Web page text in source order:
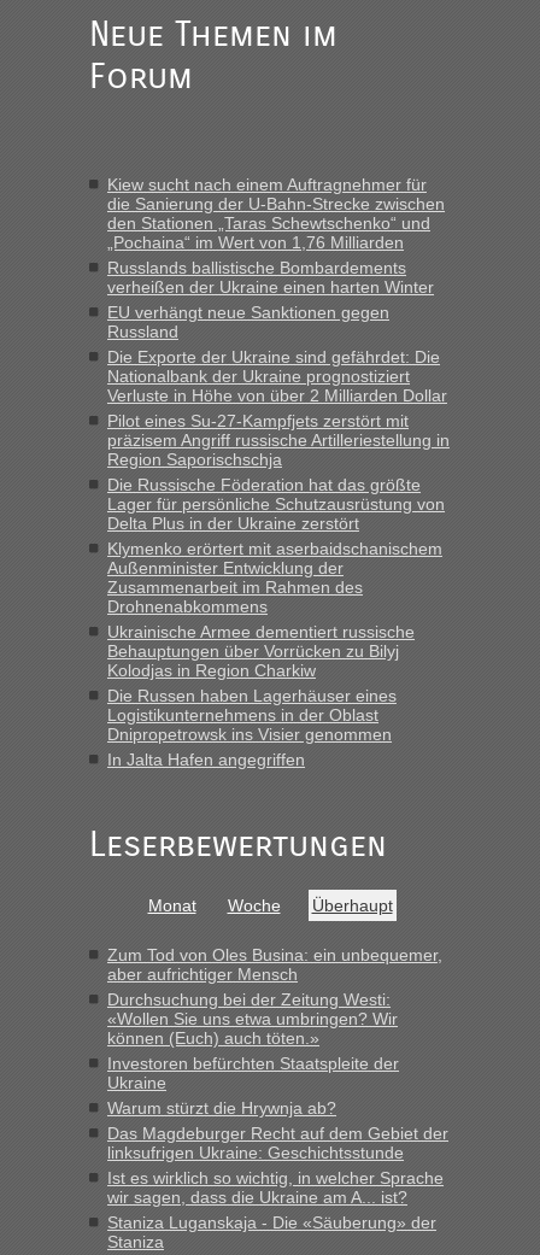
fast 11 Milliarden aufgedeckt
„Am besten wäre natürlich, wenn die Frau mit dabei ist.
Alleinreisende Männer stehen schließlich immer unter
Milliarden aufgedeckt
„Kein Zoll. Du musst an sich nur sagen dass das privat ist
und du nicht damit handeln willst. So lange das nicht
Originalverpackt ist und ersichlich das nicht neu sollte es
keine Probleme geben“
Recht, Visa und Dokumente • Deklaration
gebrauchter Kleidung beim Zoll
„Hallo Leute, ich weiß nicht, ob ich hier richtig bin mit meiner
Anfrage. Ich möchte 4 Umzugskartons mit gebrauchter
Straßen Kleidung bei der Einreise in die Ukraine
mitnehmen. Es ist gebrauchte Kleidung...“
Berichte und Reisetipps • Re: An welchem
Grenzübergang zwischen Polen und der Ukraine geht es am
schnellsten?
„Wir sind mit unserem Wohnmobil, wie geplant am Montag
15.6. in Krakovets rüber. Sehr zeitig los gegen 5 Uhr in der
Früh. Mit sehr sehr wenig Verkehr, super bis zur Grenze. Nur
8 PKW vor der Schranke....“
Berichte und Reisetipps • Re: An welchem
Grenzübergang zwischen Polen und der Ukraine geht es am
schnellsten?
schnell da auch Passagiere mit EU-Pass dabei waren“
Berichte und Reisetipps • Re: An welchem
Grenzübergang zwischen Polen und der Ukraine geht es am
„Bin am Montag 15.6.26 um 8 Uhr in Urgyniw ausgereist,
das erste Mal an einem Montagmorgen ca. 15 Fahrzeuge
vor mir, bin sonst der Erste oder Zweite, egal, nach ca 20
Minuten wurde dann die nächste Welle...“
Berichte und Reisetipps • Re: An welchem
Grenzübergang zwischen Polen und der Ukraine geht es am
schnellsten?
„Derzeit, ist es überall sehr voll an den Grenzen Ukraine/
Polen. Zb. Krakovets 100 PKW ca. 10 h Wartezeit. Wollen
Montag rüber, versuchen es sehr früh.“
Neue Themen im
Forum
Kiew sucht nach einem Auftragnehmer für
die Sanierung der U-Bahn-Strecke zwischen
den Stationen „Taras Schewtschenko“ und
„Pochaina“ im Wert von 1,76 Milliarden
Russlands ballistische Bombardements
verheißen der Ukraine einen harten Winter
EU verhängt neue Sanktionen gegen
Russland
Die Exporte der Ukraine sind gefährdet: Die
Nationalbank der Ukraine prognostiziert
Verluste in Höhe von über 2 Milliarden Dollar
Pilot eines Su-27-Kampfjets zerstört mit
präzisem Angriff russische Artilleriestellung in
Region Saporischschja
Die Russische Föderation hat das größte
Lager für persönliche Schutzausrüstung von
Delta Plus in der Ukraine zerstört
Klymenko erörtert mit aserbaidschanischem
Außenminister Entwicklung der
Zusammenarbeit im Rahmen des
Drohnenabkommens
Ukrainische Armee dementiert russische
Behauptungen über Vorrücken zu Bilyj
Kolodjas in Region Charkiw
Die Russen haben Lagerhäuser eines
Logistikunternehmens in der Oblast
Dnipropetrowsk ins Visier genommen
In Jalta Hafen angegriffen
Leserbewertungen
Monat Woche Überhaupt
Zum Tod von Oles Busina: ein unbequemer,
aber aufrichtiger Mensch
Durchsuchung bei der Zeitung Westi:
«Wollen Sie uns etwa umbringen? Wir
können (Euch) auch töten.»
Investoren befürchten Staatspleite der
Ukraine
Warum stürzt die Hrywnja ab?
Das Magdeburger Recht auf dem Gebiet der
linksufrigen Ukraine: Geschichtsstunde
Ist es wirklich so wichtig, in welcher Sprache
wir sagen, dass die Ukraine am A... ist?
Staniza Luganskaja - Die «Säuberung» der
Staniza